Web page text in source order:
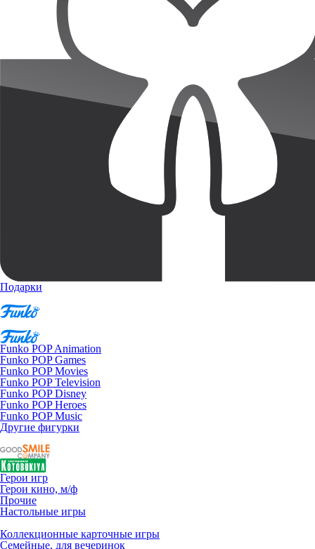
Подарки
Funko POP Animation
Funko POP Games
Funko POP Movies
Funko POP Television
Funko POP Disney
Funko POP Heroes
Funko POP Music
Другие фигурки
Герои игр
Герои кино, м/ф
Прочие
Настольные игры
Коллекционные карточные игры
Семейные, для вечеринок